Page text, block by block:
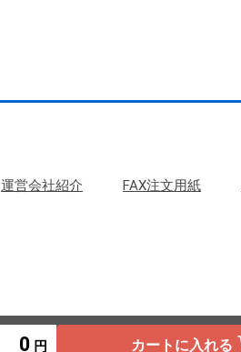
0 カートに入れる
運営会社紹介 FAX注文用紙